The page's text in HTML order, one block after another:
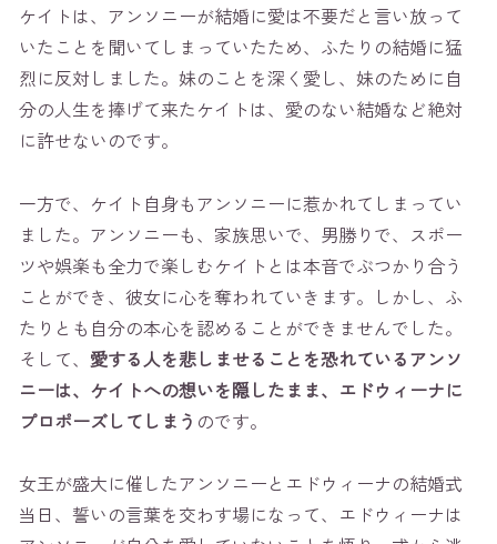
ケイトは、アンソニーが結婚に愛は不要だと言い放って
いたことを聞いてしまっていたため、ふたりの結婚に猛
烈に反対しました。妹のことを深く愛し、妹のために自
分の人生を捧げて来たケイトは、愛のない結婚など絶対
に許せないのです。
一方で、ケイト自身もアンソニーに惹かれてしまってい
ました。アンソニーも、家族思いで、男勝りで、スポー
ツや娯楽も全力で楽しむケイトとは本音でぶつかり合う
ことができ、彼女に心を奪われていきます。しかし、ふ
たりとも自分の本心を認めることができませんでした。
そして、 愛する人を悲しませることを恐れているアンソ
ニーは、ケイトへの想いを隠したまま、エドウィーナに
プロポーズしてしまう のです。
女王が盛大に催したアンソニーとエドウィーナの結婚式
当日、誓いの言葉を交わす場になって、エドウィーナは